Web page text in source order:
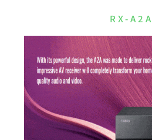
RX-A2A